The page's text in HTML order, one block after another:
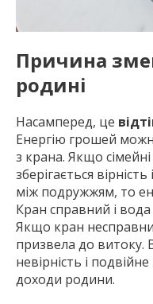
Причина
родині
Насамперед, це
Енергію грошей
з крана. Якщо сімейні
зберігається
між подружжям, то
Кран справний і
Якщо кран
призвела до
невірність і
доходи родини.